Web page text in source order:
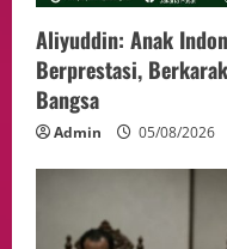
Aliyuddin: Anak
Berprestasi,
Bangsa
Admin 05/08/2026